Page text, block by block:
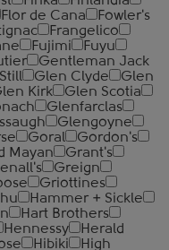
Flor de Cana
Fowler's
Frangelico
Fujimi
Fuyu
Gentleman Jack
Glen Clyde
Glen
Kirk
Glen Scotia
Glenfarclas
Glengoyne
Goral
Gordon's
Mayan
Grant's
Greign
Griottines
Hammer + Sickle
Hart Brothers
Hennessy
Herald
Hibiki
High